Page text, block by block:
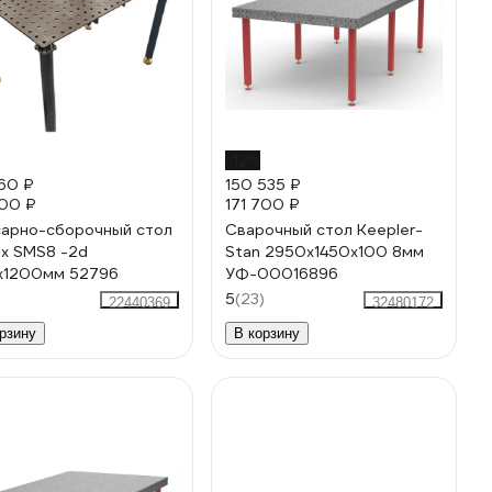
₽
₽
сборочный стол
SMS8 -2d
52796
22440369
150 535 ₽
171 700 ₽
Сварочный стол Keepler-
Stan 2950x1450x100 8мм
УФ-00016896
5(23)
32480172
В корзину